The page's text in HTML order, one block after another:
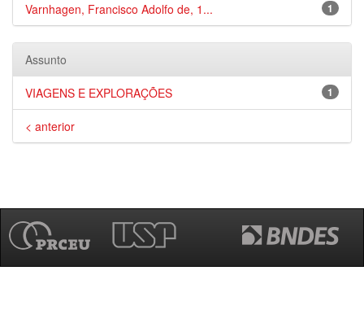
1
Varnhagen, Francisco Adolfo de, 1...
Assunto
1
VIAGENS E EXPLORAÇÕES
< anterior